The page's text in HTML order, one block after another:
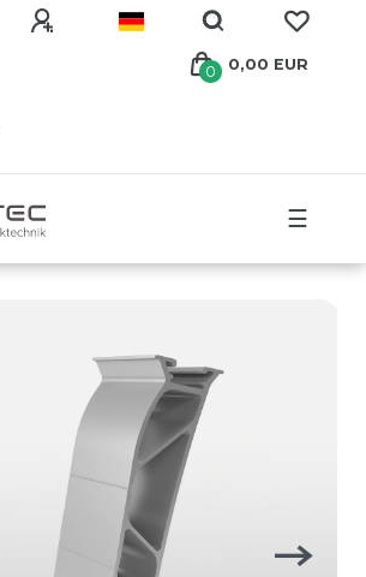
0 0,00 EUR
☰